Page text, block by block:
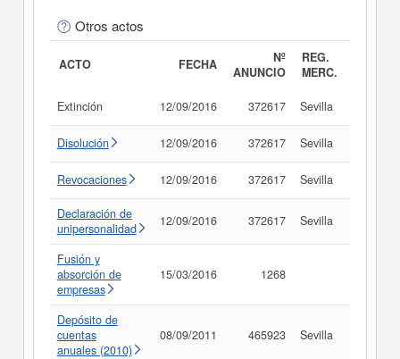
Otros actos
ACTO FECHA
Nº
ANUNCIO
REG.
MERC.
Extinción 12/09/2016 372617 Sevilla
Disolución 12/09/2016 372617 Sevilla
Revocaciones 12/09/2016 372617 Sevilla
Declaración de
unipersonalidad
12/09/2016 372617 Sevilla
Fusión y
absorción de
empresas
15/03/2016 1268
Depósito de
cuentas
anuales (2010)
08/09/2011 465923 Sevilla